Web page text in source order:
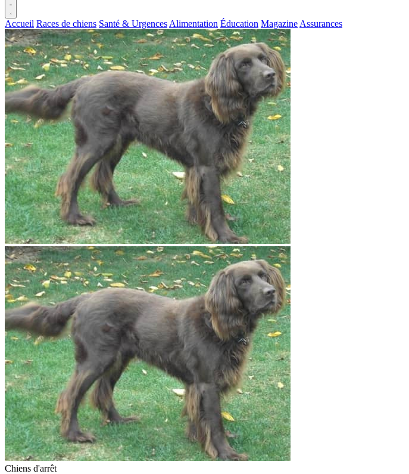
Accueil Races de chiens Santé & Urgences Alimentation Éducation Magazine Assurances
Chiens d'arrêt